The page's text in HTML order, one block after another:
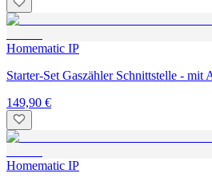
Homematic IP
Starter-Set Gaszähler Schnittstelle - mit
149,90 €
Homematic IP